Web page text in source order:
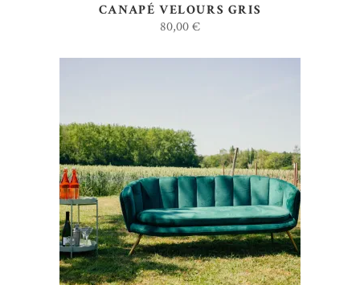
CANAPÉ VELOURS GRIS
80,00€
AJOUTER AU DEVIS